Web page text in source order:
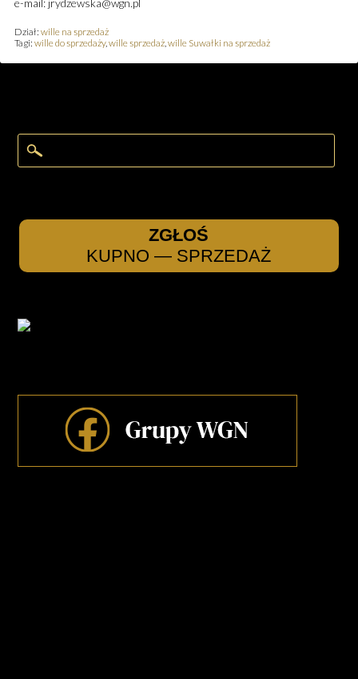
Dział: wille na sprzedaż
Tagi: wille do sprzedaży, wille sprzedaż, wille Suwałki na sprzedaż
ZGŁOŚ
KUPNO — SPRZEDAŻ